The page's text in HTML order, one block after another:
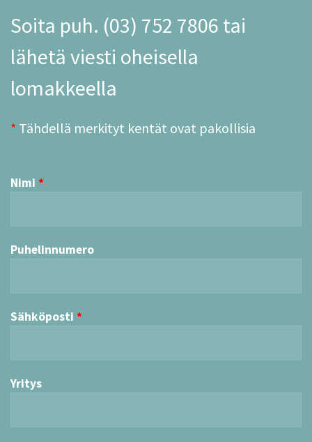
Soita puh. (03) 752 7806 tai
lähetä viesti oheisella
lomakkeella
* Tähdellä merkityt kentät ovat pakollisia
Nimi
Puhelinnumero
Sähköposti
Yritys